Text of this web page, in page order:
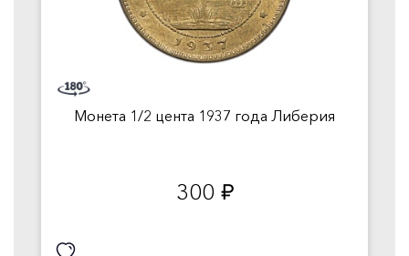
Монета 1/2 цента 1937 года Либерия
300 руб.